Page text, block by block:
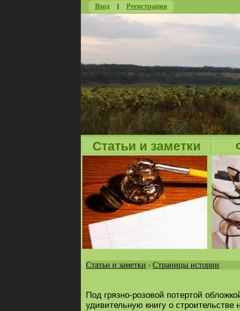
Вход | Регистрация
Статьи и заметки
здесь
Статьи и заметки › Страницы истории
Под грязно-розовой потертой
удивительную книгу о